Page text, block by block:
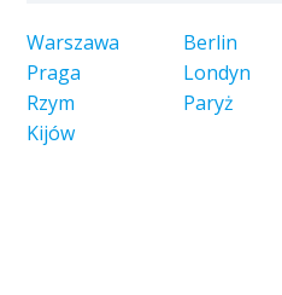
Warszawa Berlin
Praga
Londyn
Rzym
Paryż
Kijów